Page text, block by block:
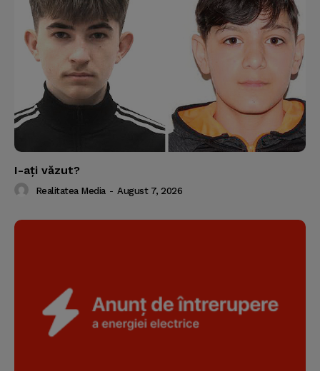
I-aţi văzut?
Realitatea Media - August 7, 2026